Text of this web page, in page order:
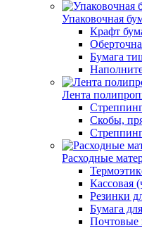
Упаковочная
Крафт
Бумага
Лента
Скобы,
Расходные
Кассовая
Резинки
Бумага
Почтовые